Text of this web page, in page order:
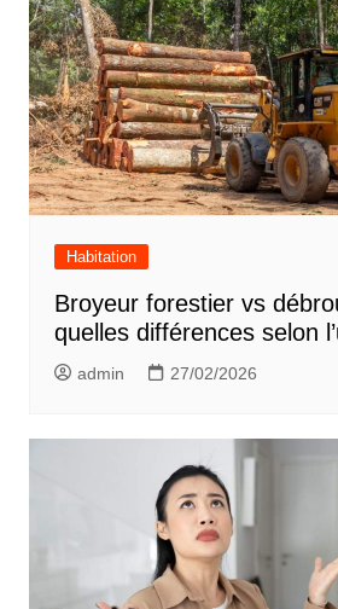
Habitation
Broyeur forestier vs
quelles différences selon
admin 27/02/2026